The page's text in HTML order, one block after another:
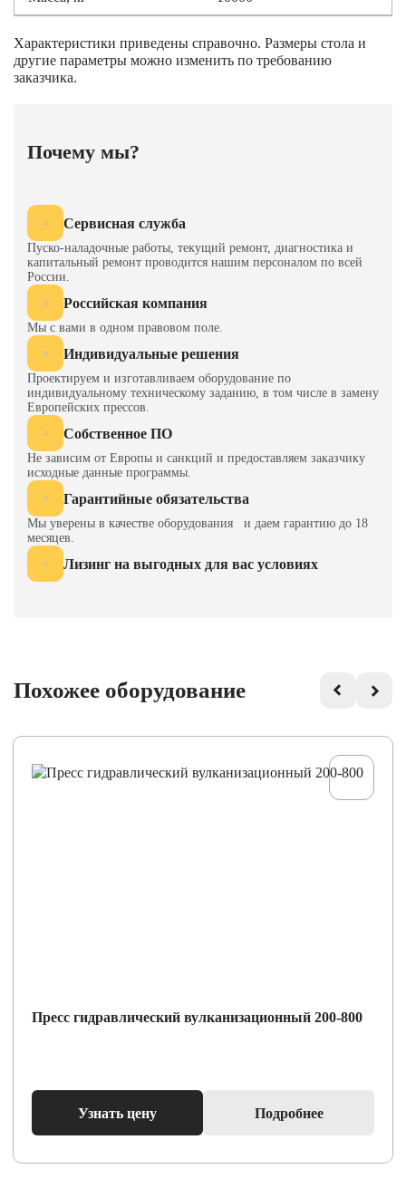
Характеристики приведены справочно. Размеры стола и
другие параметры можно изменить по требованию
заказчика.
Почему мы?
Сервисная служба
Пуско-наладочные работы, текущий ремонт, диагностика и
капитальный ремонт проводится нашим персоналом по всей
России.
Российская компания
Мы с вами в одном правовом поле.
Индивидуальные решения
Проектируем и изготавливаем оборудование по
индивидуальному техническому заданию, в том числе в замену
Европейских прессов.
Собственное ПО
Не зависим от Европы и санкций и предоставляем заказчику
исходные данные программы.
Гарантийные обязательства
Мы уверены в качестве оборудования и даем гарантию до 18
месяцев.
Лизинг на выгодных для вас условиях
Похожее оборудование
Пресс гидравлический вулканизационный 200-800
Узнать цену Подробнее